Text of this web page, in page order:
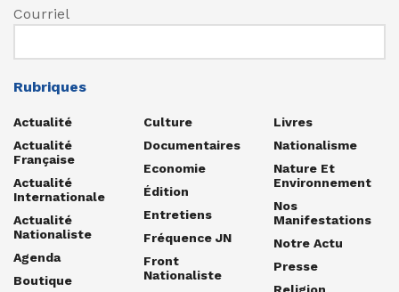
Courriel
Rubriques
Actualité
Actualité
Française
Actualité
Internationale
Actualité
Nationaliste
Agenda
Boutique
Culture
Documentaires
Economie
Édition
Entretiens
Fréquence JN
Front
Nationaliste
Livres
Nationalisme
Nature Et
Environnement
Nos
Manifestations
Notre Actu
Presse